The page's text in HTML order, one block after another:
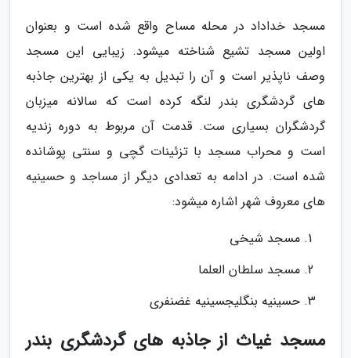
مسجد خداداد در محله مساح واقع شده است و بعنوان
اولین مسجد تشیع شناخته میشود. زیبایی این مسجد
وصف ناپذیر است و آن را تبدیل به یکی از بهترین جاذبه
های گردشگری بندر لنگه کرده است که سالانه میزبان
گردشگران بسیاری ست. قدمت آن مربوط به دوره زندیه
است و محراب مسجد با تزئینات گچی و سنتی پوشانده
شده است. در ادامه به تعدادی دیگر از مساجد و حسینیه
های معروف شهر اشاره میشود:
مسجد شیخی
مسجد سلطان العلما
حسینیه بنگلیجسینیه غضنفری
مسجد غیاث از جاذبه های گردشگری بندر